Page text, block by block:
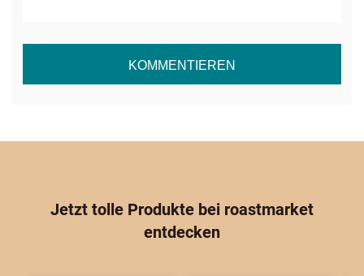
Jetzt tolle Produkte bei roastmarket
entdecken